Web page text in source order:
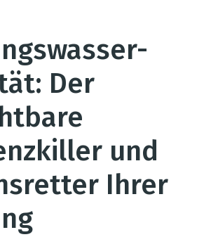
Der
und
Ihrer